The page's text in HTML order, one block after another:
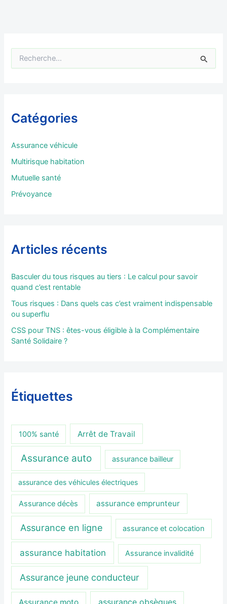
e
c
r
Catégories
Assurance véhicule
Multirisque habitation
Mutuelle santé
Prévoyance
Articles récents
Basculer du tous risques au tiers : Le calcul pour savoir
quand c’est rentable
Tous risques : Dans quels cas c’est vraiment indispensable
ou superflu
CSS pour TNS : êtes-vous éligible à la Complémentaire
Santé Solidaire ?
Étiquettes
100% santé Arrêt de Travail
Assurance auto assurance bailleur
assurance des véhicules électriques
Assurance décès assurance emprunteur
Assurance en ligne assurance et colocation
assurance habitation Assurance invalidité
Assurance jeune conducteur
Assurance moto assurance obsèques